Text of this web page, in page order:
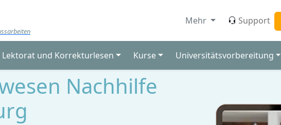
Mehr Support
Lektorat und Korrekturlesen Kurse Universitätsvorbereitung
Nachhilfe